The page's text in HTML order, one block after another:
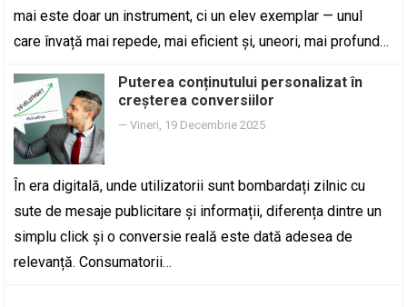
mai este doar un instrument, ci un elev exemplar — unul
care învață mai repede, mai eficient și, uneori, mai profund…
Puterea conținutului personalizat în
creșterea conversiilor
—Vineri, 19 Decembrie 2025
În era digitală, unde utilizatorii sunt bombardați zilnic cu
sute de mesaje publicitare și informații, diferența dintre un
simplu click și o conversie reală este dată adesea de
relevanță. Consumatorii…